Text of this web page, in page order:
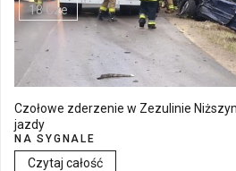
18 Cze
Czołowe zderzenie w Zezulinie
jazdy
NA SYGNALE
Czytaj całość